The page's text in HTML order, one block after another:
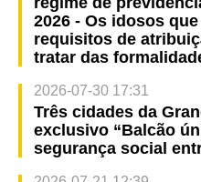
2026 - Os idosos
requisitos de
tratar das
2026-07-30 17:31
Três cidades da
exclusivo “Balcão
segurança social